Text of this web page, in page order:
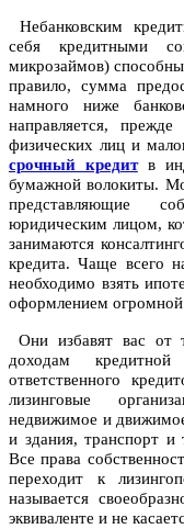
Небанковским
себя кредитными
микрозаймов)
правило, сумма
намного ниже
направляется,
физических лиц и
срочный кредитв
бумажной волокиты.
представляющие
юридическим лицом,
занимаются
кредита. Чаще всего
необходимо взять
оформлением
Они избавят вас от
доходам
ответственного
лизинговые
недвижимое и
и здания, транспорт и
Все права
переходит к
называется
эквиваленте и не